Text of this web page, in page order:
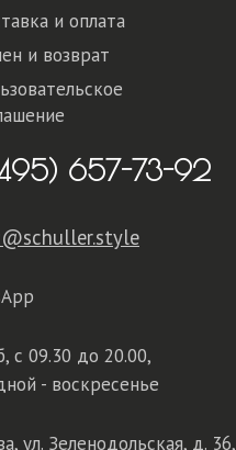
и оплата
и возврат
657-73-92
с 09.30 до 20.00,
- воскресенье
ул. Зеленодольская, д. 36,